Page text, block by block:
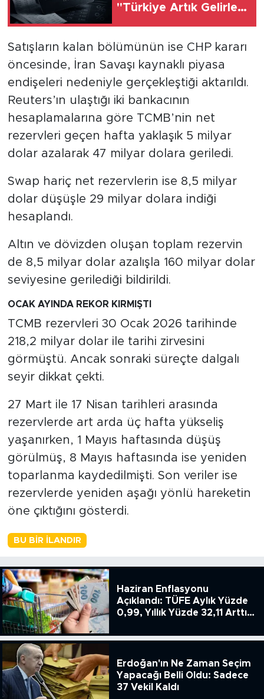
''Türkiye Artık Gelirle
Satışların kalan bölümünün ise CHP kararı
öncesinde, İran Savaşı kaynaklı piyasa
endişeleri nedeniyle gerçekleştiği aktarıldı.
Reuters’ın ulaştığı iki bankacının
hesaplamalarına göre TCMB’nin net
rezervleri geçen hafta yaklaşık 5 milyar
dolar azalarak 47 milyar dolara geriledi.
Swap hariç net rezervlerin ise 8,5 milyar
dolar düşüşle 29 milyar dolara indiği
hesaplandı.
Altın ve dövizden oluşan toplam rezervin
de 8,5 milyar dolar azalışla 160 milyar dolar
seviyesine gerilediği bildirildi.
OCAK AYINDA REKOR KIRMIŞTI
TCMB rezervleri 30 Ocak 2026 tarihinde
218,2 milyar dolar ile tarihi zirvesini
görmüştü. Ancak sonraki süreçte dalgalı
seyir dikkat çekti.
27 Mart ile 17 Nisan tarihleri arasında
rezervlerde art arda üç hafta yükseliş
yaşanırken, 1 Mayıs haftasında düşüş
görülmüş, 8 Mayıs haftasında ise yeniden
toparlanma kaydedilmişti. Son veriler ise
rezervlerde yeniden aşağı yönlü hareketin
öne çıktığını gösterdi.
BU BIR İLANDIR
Haziran Enflasyonu
Açıklandı: TÜFE Aylık Yüzde
0,99, Yıllık Yüzde 32,11 Arttı,
51.49
Erdoğan'ın Ne Zaman Seçim
Yapacağı Belli Oldu: Sadece
37 Vekil Kaldı